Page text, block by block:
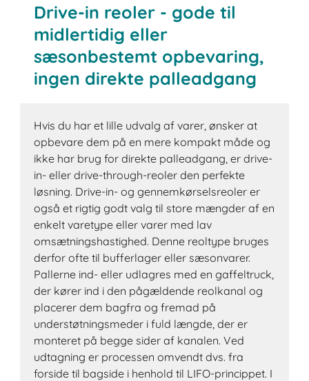
Drive-in reoler - gode til
midlertidig eller
sæsonbestemt opbevaring,
ingen direkte palleadgang
Hvis du har et lille udvalg af varer, ønsker at
opbevare dem på en mere kompakt måde og
ikke har brug for direkte palleadgang, er drive-
in- eller drive-through-reoler den perfekte
løsning. Drive-in- og gennemkørselsreoler er
også et rigtig godt valg til store mængder af en
enkelt varetype eller varer med lav
omsætningshastighed. Denne reoltype bruges
derfor ofte til bufferlager eller sæsonvarer.
Pallerne ind- eller udlagres med en gaffeltruck,
der kører ind i den pågældende reolkanal og
placerer dem bagfra og fremad på
understøtningsmeder i fuld længde, der er
monteret på begge sider af kanalen. Ved
udtagning er processen omvendt dvs. fra
forside til bagside i henhold til LIFO-princippet. I